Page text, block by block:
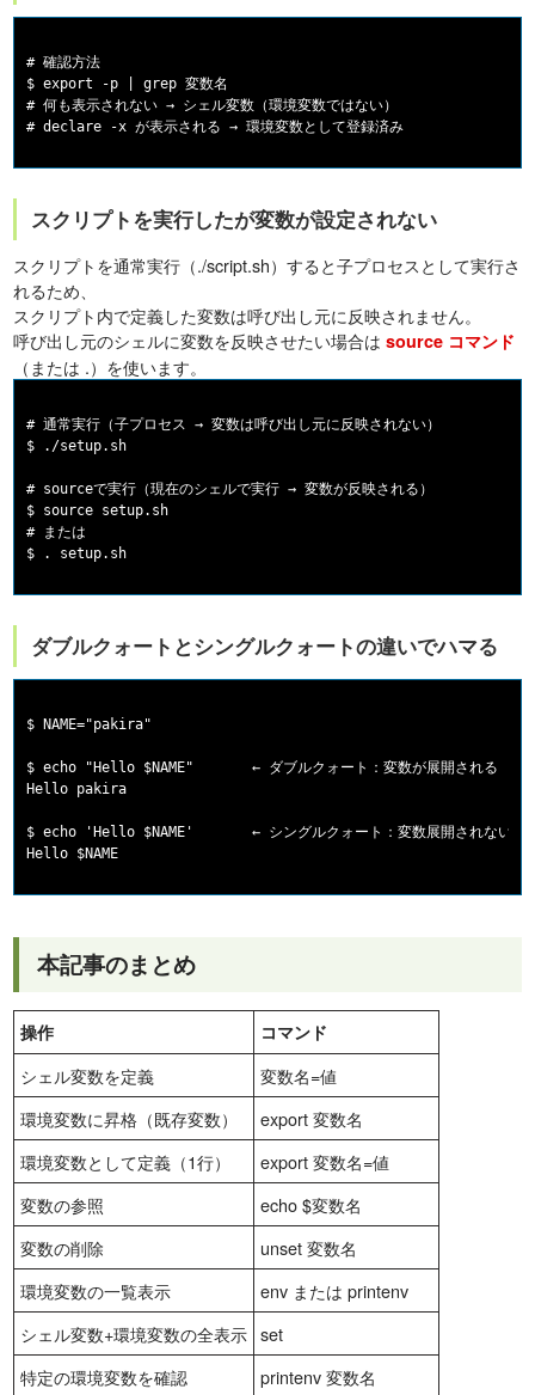
# 確認方法
$ export -p | grep 変数名
# 何も表示されない → シェル変数（環境変数ではない）
スクリプトを実行したが変数が設定されない
スクリプトを通常実行（./script.sh）すると子プロセスとして実行さ
れるため、
スクリプト内で定義した変数は呼び出し元に反映されません。
呼び出し元のシェルに変数を反映させたい場合はsource コマンド
（または .）を使います。
# 通常実行（子プロセス → 変数は呼び出し元に反映されない）
$ ./setup.sh
# sourceで実行（現在のシェルで実行 → 変数が反映される）
$ source setup.sh
# または
ダブルクォートとシングルクォートの違いでハマる
$ NAME="pakira"
$ echo "Hello $NAME"       ← ダブルクォート：変数が展開される
Hello pakira
$ echo 'Hello $NAME'       ← シングルクォート：変数展開されない
本記事のまとめ
操作 コマンド
シェル変数を定義
変数名=値
環境変数に昇格（既存変数）
export 変数名
環境変数として定義（1行）
export 変数名=値
変数の参照
echo $変数名
変数の削除
unset 変数名
環境変数の一覧表示
env または printenv
シェル変数+環境変数の全表示 set
特定の環境変数を確認
printenv 変数名